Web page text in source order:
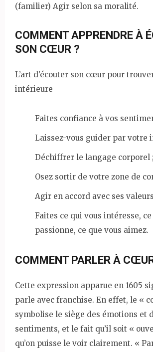
(familier) Agir selon sa moralité.
COMMENT APPRENDRE À
SON CŒUR ?
L’art d’écouter son cœur pour
intérieure
Faites confiance à vos
Laissez-vous guider par votre
Déchiffrer le langage corporel ;
Osez sortir de votre zone de
Agir en accord avec ses
Faites ce qui vous intéresse,
passionne, ce que vous aimez.
COMMENT PARLER À
Cette expression apparue en 1605
parle avec franchise. En effet, le «
symbolise le siège des émotions et
sentiments, et le fait qu’il soit «
qu’on puisse le voir clairement. «